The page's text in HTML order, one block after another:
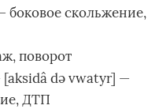
боковое скольжение,
поворот
[aksidâ də vwatyr] —
ДТП